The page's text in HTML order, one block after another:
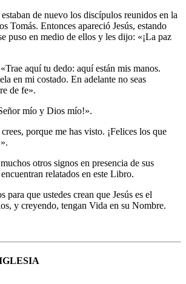
de nuevo los discípulos reunidos en la
Tomás. Entonces apareció Jesús, estando
puso en medio de ellos y les dijo: «¡La paz
aquí tu dedo: aquí están mis manos.
en mi costado. En adelante no seas
de fe».
mío y Dios mío!».
porque me has visto. ¡Felices los que
otros signos en presencia de sus
relatados en este Libro.
para que ustedes crean que Jesús es el
y creyendo, tengan Vida en su Nombre.